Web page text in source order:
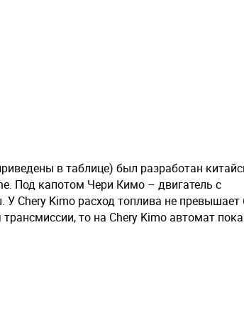
в таблице) был разработан
Под капотом Чери Кимо – двигатель с
Kimo расход топлива не превышает
то на Chery Kimo автомат